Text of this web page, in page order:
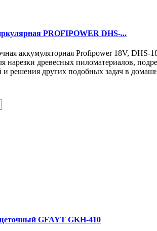
PROFIPOWER DHS-...
аккумуляторная Profipower 18V,
нарезки древесных пиломатериалов,
решения других подобных задач в
GFAYT GKH-410